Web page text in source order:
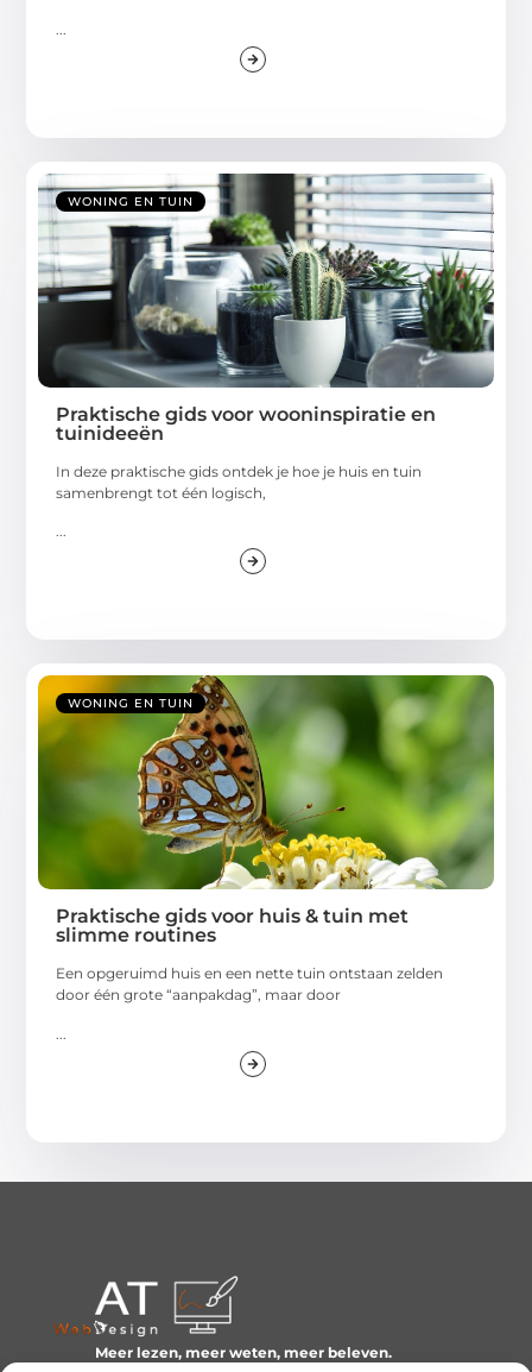
WONING EN TUIN
Praktische gids voor wooninspiratie en
tuinideeën
In deze praktische gids ontdek je hoe je huis en tuin
samenbrengt tot één logisch,
...
WONING EN TUIN
Praktische gids voor huis & tuin met
slimme routines
Een opgeruimd huis en een nette tuin ontstaan zelden
door één grote “aanpakdag”, maar door
Meer lezen, meer weten, meer beleven.